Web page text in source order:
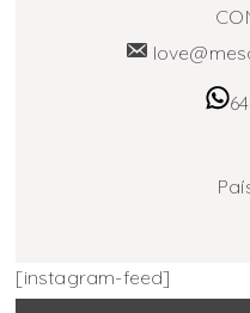
[instagram-feed]